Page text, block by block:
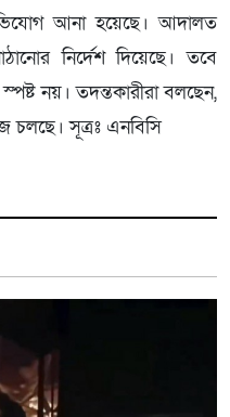
আনা হয়েছে। আদালত
নির্দেশ দিয়েছে। তবে
নয়। তদন্তকারীরা বলছেন,
চলছে। সূত্রঃ এনবিসি